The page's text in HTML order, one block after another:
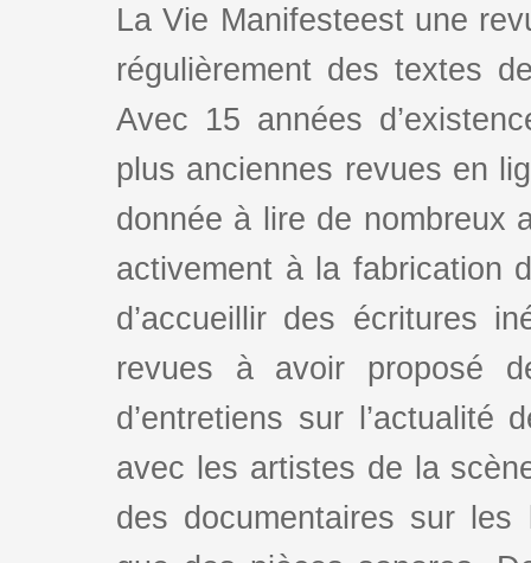
La Vie Manifesteest une
régulièrement des textes
Avec 15 années
plus anciennes revues en
donnée à lire de nombreux
activement à la fabrication
d’accueillir des écritures
revues à avoir proposé
d’entretiens sur l’actualité
avec les artistes de la
des documentaires sur